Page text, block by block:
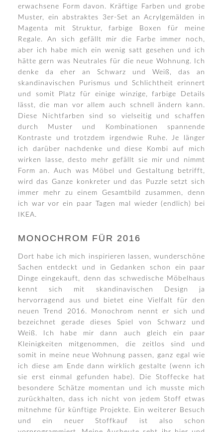
erwachsene Form davon. Kräftige Farben und grobe
Muster, ein abstraktes 3er-Set an Acrylgemälden in
Magenta mit Struktur, farbige Boxen für meine
Regale. An sich gefällt mir die Farbe immer noch,
aber ich habe mich ein wenig satt gesehen und ich
hätte gern was Neutrales für die neue Wohnung. Ich
denke da eher an Schwarz und Weiß, das an
skandinavischen Purismus und Schlichtheit erinnert
und somit Platz für einige winzige, farbige Details
lässt, die man vor allem auch schnell ändern kann.
Diese Nichtfarben sind so vielseitig und schaffen
durch Muster und Kombinationen spannende
Kontraste und trotzdem irgendwie Ruhe. Je länger
ich darüber nachdenke und diese Kombi auf mich
wirken lasse, desto mehr gefällt sie mir und nimmt
Form an. Auch was Möbel und Gestaltung betrifft,
wird das Ganze konkreter und das Puzzle setzt sich
immer mehr zu einem Gesamtbild zusammen, denn
ich war vor ein paar Tagen mal wieder (endlich) bei
IKEA.
MONOCHROM FÜR 2016
Dort habe ich mich inspirieren lassen, wunderschöne
Sachen entdeckt und in Gedanken schon ein paar
Dinge eingekauft, denn das schwedische Möbelhaus
kennt sich mit skandinavischen Design ja
hervorragend aus und bietet eine Vielfalt für den
neuen Trend 2016. Monochrom nennt er sich und
bezeichnet gerade dieses Spiel von Schwarz und
Weiß. Ich habe mir dann auch gleich ein paar
Kleinigkeiten mitgenommen, die zeitlos sind und
somit in meine neue Wohnung passen, ganz egal wie
ich diese am Ende dann wirklich gestalte (wenn ich
sie erst einmal gefunden habe). Die Stoffecke hat
besondere Schätze momentan und ich musste mich
zurückhalten, dass ich nicht von jedem Stoff etwas
mitnehme für künftige Projekte. Ein weiterer Besuch
und ein neuer Stoffkauf ist also schon